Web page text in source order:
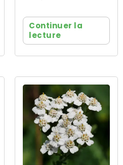
Continuer la
lecture